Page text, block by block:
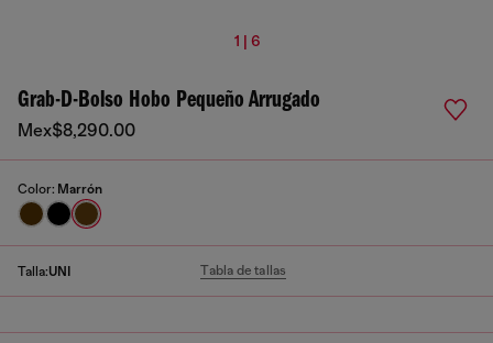
1 | 6
Grab-D-Bolso Hobo Pequeño Arrugado
Mex$8,290.00
Color: Marrón
Talla:UNI Tabla de tallas